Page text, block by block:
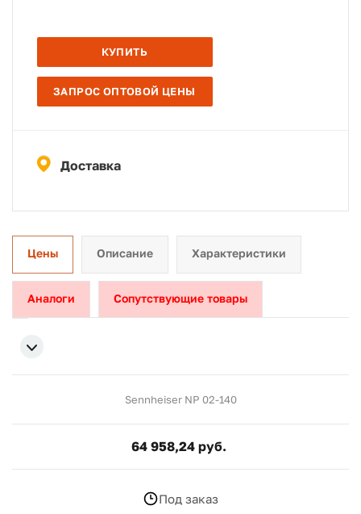
КУПИТЬ
ЗАПРОС ОПТОВОЙ ЦЕНЫ
Доставка
Цены Описание Характеристики
Аналоги Сопутствующие товары
Sennheiser NP 02-140
64 958,24 руб.
Под заказ